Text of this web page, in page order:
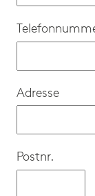
Adresse
Postnr.